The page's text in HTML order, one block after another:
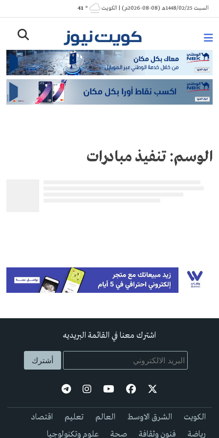
Skip
to
السبت 1448/02/25هـ (08-08-2026م) | الكويت ° 41
الوسم:تنفيذ مبادرات
اشترك معنا في القائمة البريديه
الكويت الشرق الاوسط العالم تعليم
اقتصاد
رياضة
فنون وثقافة صحة علوم وتكنولوجيا